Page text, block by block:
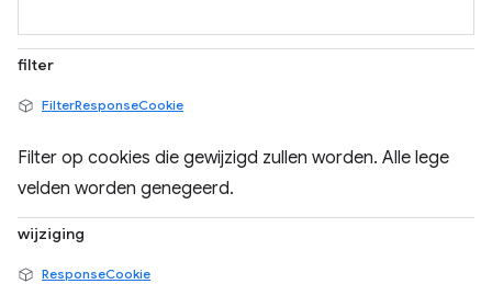
filter
FilterResponseCookie
Filter op cookies die gewijzigd zullen worden. Alle lege
velden worden genegeerd.
wijziging
ResponseCookie